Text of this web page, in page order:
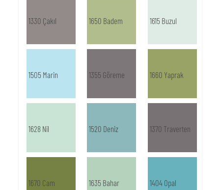
1330 Çakıl 1650 Badem 1615 Buzul
1505 Marin 1355 Göreme 1660 Yaprak
1628 Nil 1520 Deniz 1370 Traverten
1670 Cam 1635 Bahar 1404 Opal